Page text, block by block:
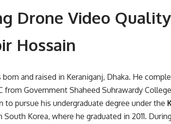
Drone Video
Hossain
born and raised in Keraniganj, Dhaka. He
from Government Shaheed Suhrawardy
to pursue his undergraduate degree under the
South Korea, where he graduated in 2011.